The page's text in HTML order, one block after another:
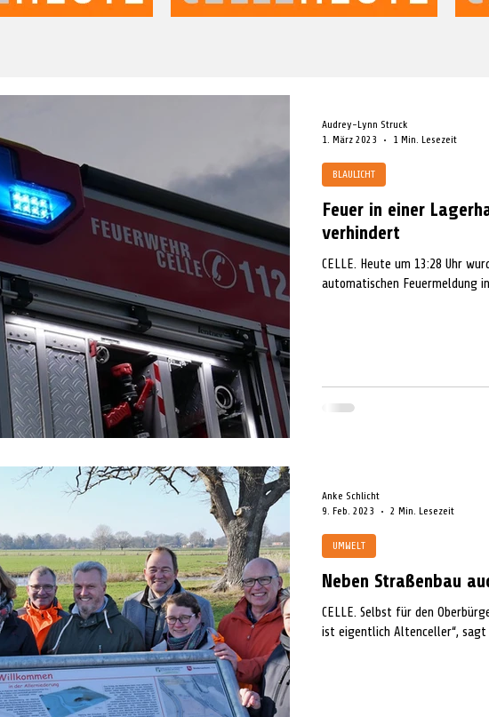
Feuer in einer
verhindert
CELLE. Heute um 13:28 Uhr
automatischen Feuermeldung
BLAULICHT
Audrey-Lynn Struck
1. März 2023
1 Min. Lesezeit
Neben Straßenbau
CELLE. Selbst für den
ist eigentlich Altenceller“, sagt
UMWELT
Anke Schlicht
9. Feb. 2023
2 Min. Lesezeit